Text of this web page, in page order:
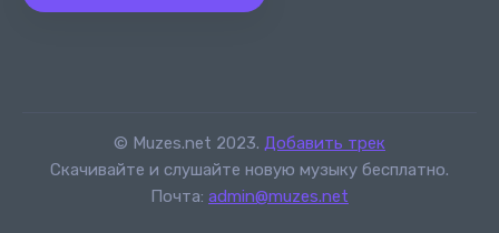
© Muzes.net 2023. Добавить трек
Скачивайте и слушайте новую музыку бесплатно.
Почта: admin@muzes.net